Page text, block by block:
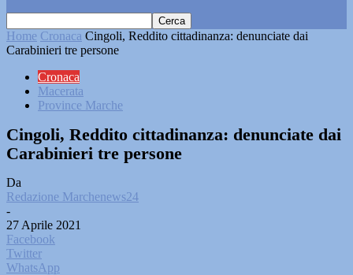
Home Cronaca Cingoli, Reddito cittadinanza: denunciate dai
Carabinieri tre persone
Cronaca
Macerata
Province Marche
Cingoli, Reddito cittadinanza: denunciate dai
Carabinieri tre persone
Da
Redazione Marchenews24
-
27 Aprile 2021
Facebook
Twitter
WhatsApp